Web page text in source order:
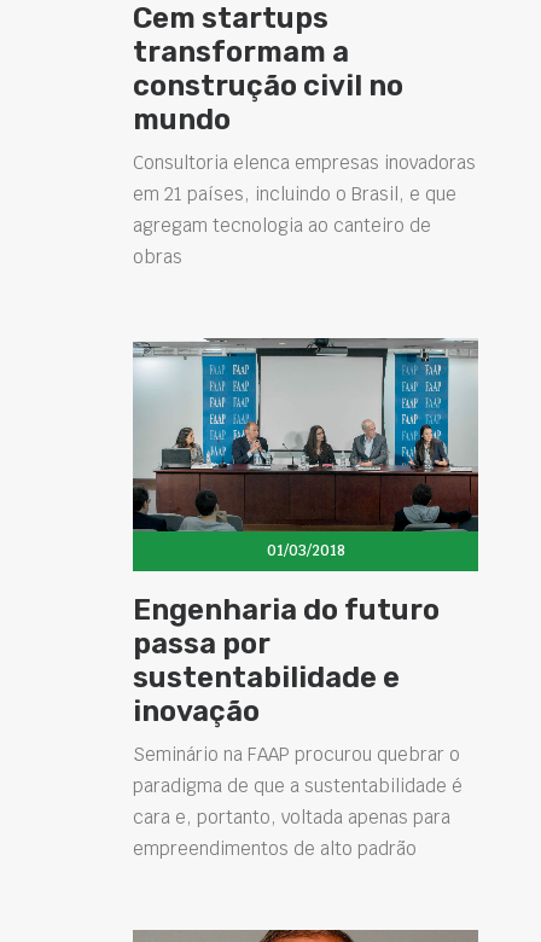
Cem startups
transformam a
construção civil no
mundo
Consultoria elenca empresas inovadoras
em 21 países, incluindo o Brasil, e que
agregam tecnologia ao canteiro de
obras
01/03/2018
Engenharia do futuro
passa por
sustentabilidade e
inovação
Seminário na FAAP procurou quebrar o
paradigma de que a sustentabilidade é
cara e, portanto, voltada apenas para
empreendimentos de alto padrão